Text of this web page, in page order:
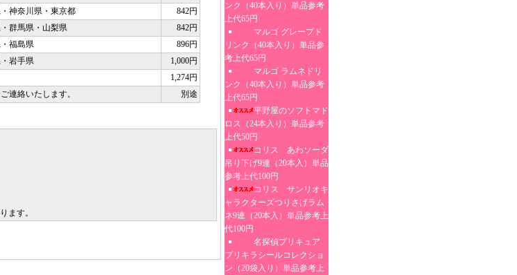
神奈川県・東京都
842円
群馬県・山梨県
842円
福島県
896円
岩手県
1,000円
1,274円
連絡いたします。 別途
ます。
ンク（40本入り）単品参考
上代65円
マルゴ グレープド
リンク（40本入り）単品参
考上代65円
マルゴ ラムネドリ
ンク（40本入り）単品参考
上代65円
平野屋のソフトマド
ロス（24本入り）単品参考
上代50円
コリス あわソーダ
吊り下げ9連（20本入）単品
参考上代100円
コリス サンリオキ
ャラクターズつりさげラム
ネ9連（20本入）単品参考上
代100円
名探偵プリキュア
プリキラシールコレクショ
ン（20袋入り）単品参考上